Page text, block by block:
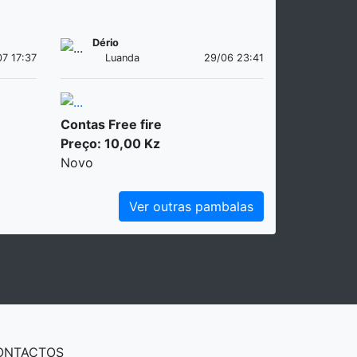
17:37
Dério
Luanda
29/06 23:41
Contas Free fire
Preço: 10,00 Kz
Novo
Ver outras pambalas